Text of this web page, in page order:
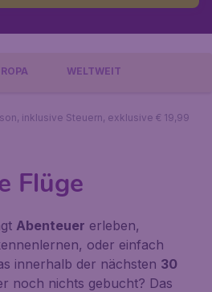
WELTWEIT
inklusive Steuern, exklusive € 19,99
Flüge
Abenteuer erleben,
oder einfach
innerhalb der nächsten 30
noch nichts gebucht? Das